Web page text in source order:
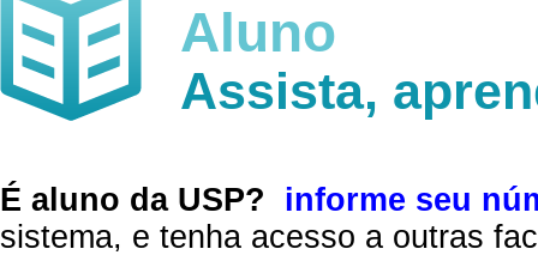
Aluno
Assista,
É aluno da USP?
informe seu
sistema, e tenha acesso a outras